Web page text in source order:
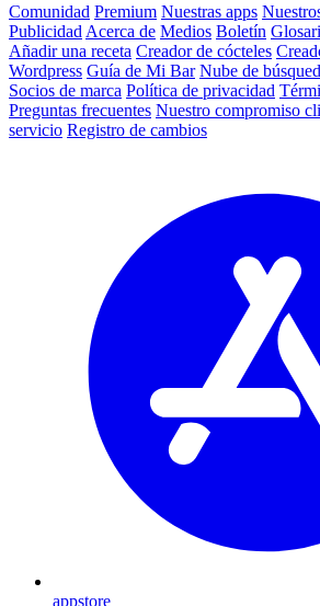
Comunidad Premium Nuestras apps
Publicidad Acerca de Medios Boletín
Añadir una receta Creador de cócteles
Wordpress Guía de Mi Bar Nube de
Socios de marca Política de privacidad
Preguntas frecuentes Nuestro compromiso
servicio Registro de cambios
appstore